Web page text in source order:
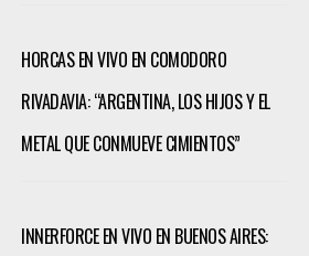
HORCAS EN VIVO EN COMODORO
RIVADAVIA: “ARGENTINA, LOS HIJOS Y EL
METAL QUE CONMUEVE CIMIENTOS”
INNERFORCE EN VIVO EN BUENOS AIRES: